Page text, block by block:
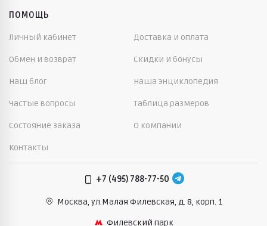
ПОМОЩЬ
Личный кабинет Доставка и оплата
Обмен и возврат Скидки и бонусы
Наш блог Наша энциклопедия
Частые вопросы Таблица размеров
Состояние заказа О компании
Контакты
+7 (495) 788-77-50
Москва, ул.Малая Филевская, д. 8, корп. 1
Филевский парк